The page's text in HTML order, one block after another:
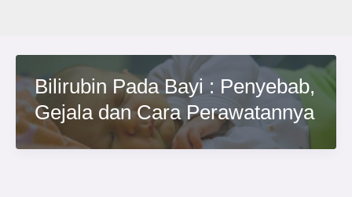
Bilirubin Pada Bayi : Penyebab,
Gejala dan Cara Perawatannya